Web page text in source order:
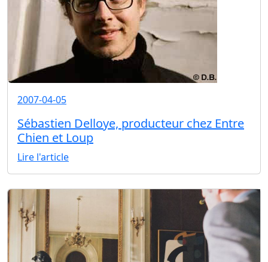
2007-04-05
Sébastien Delloye, producteur chez Entre
Chien et Loup
Lire l'article